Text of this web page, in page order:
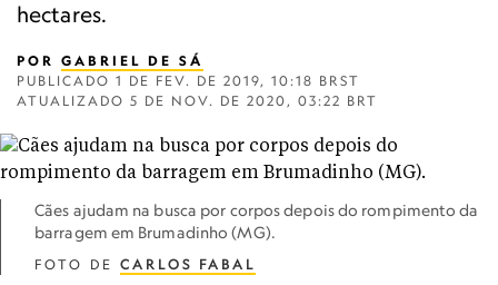
hectares.
POR GABRIEL DE SÁ
PUBLICADO 1 DE FEV. DE 2019, 10:18 BRST
ATUALIZADO 5 DE NOV. DE 2020, 03:22 BRT
Cães ajudam na busca por corpos depois do rompimento da
barragem em Brumadinho (MG).
FOTO DE CARLOS FABAL